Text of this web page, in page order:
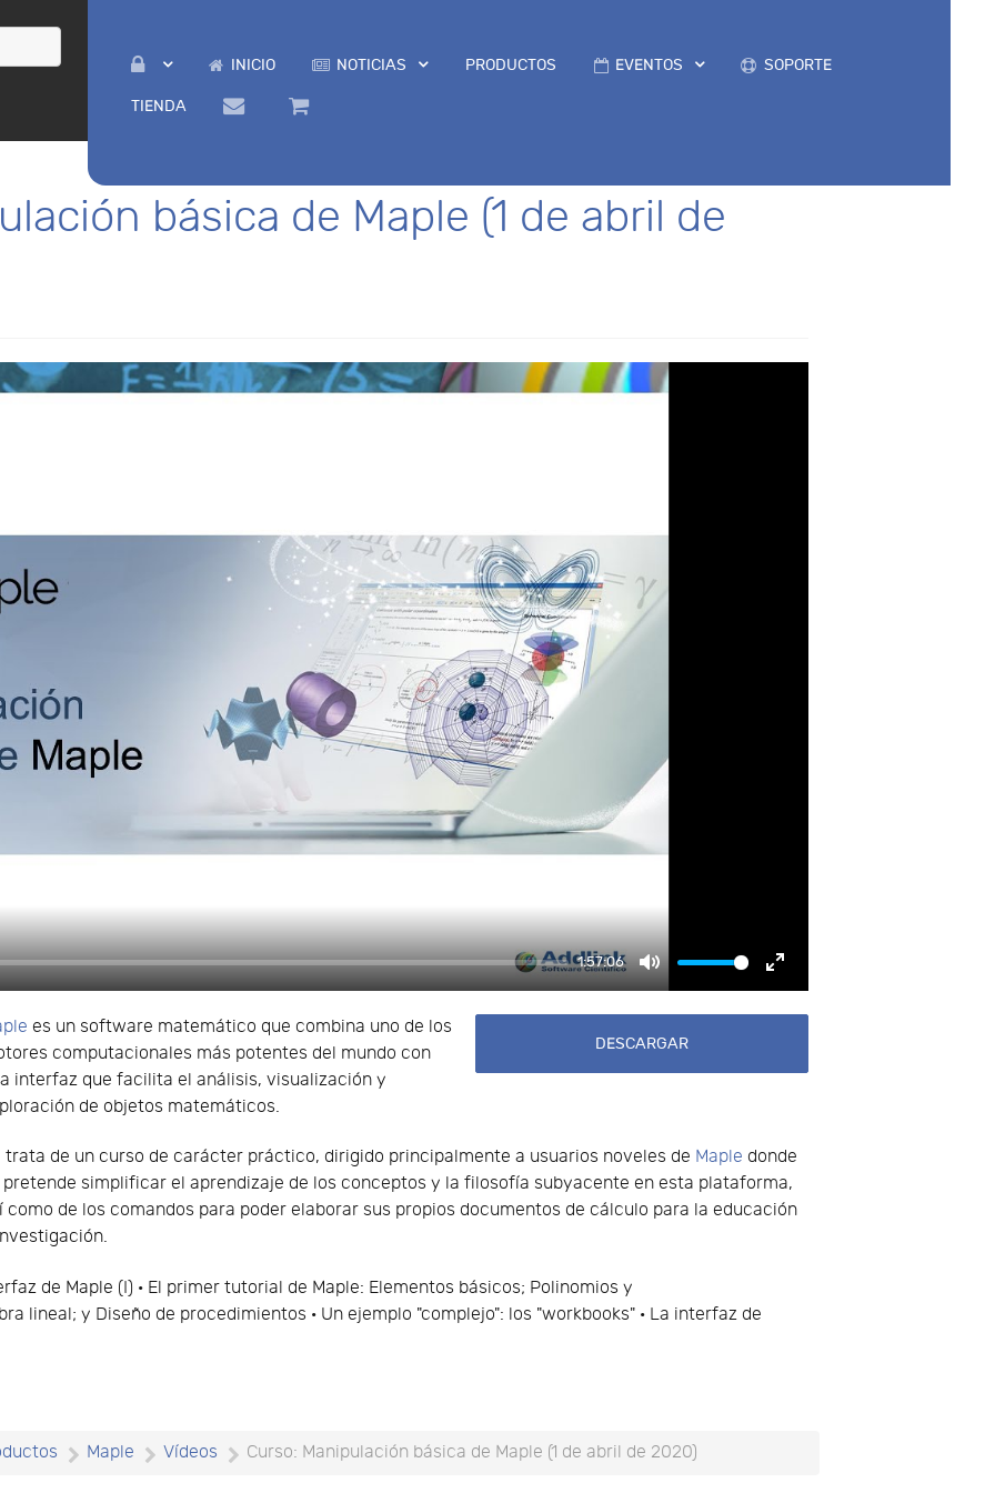
INICIO NOTICIAS PRODUCTOS EVENTOS SOPORTE
TIENDA
básica de Maple (1 de abril de
1:57:06
Mute Enter fullscreen
DESCARGAR
es un software matemático que combina uno de los
computacionales más potentes del mundo con
interfaz que facilita el análisis, visualización y
de objetos matemáticos.
trata de un curso de carácter práctico, dirigido principalmente a usuarios noveles de Maple donde
pretende simplificar el aprendizaje de los conceptos y la filosofía subyacente en esta plataforma,
como de los comandos para poder elaborar sus propios documentos de cálculo para la educación
de Maple (I) · El primer tutorial de Maple: Elementos básicos; Polinomios y
lineal; y Diseño de procedimientos · Un ejemplo "complejo": los "workbooks" · La interfaz de
Maple Vídeos Curso: Manipulación básica de Maple (1 de abril de 2020)